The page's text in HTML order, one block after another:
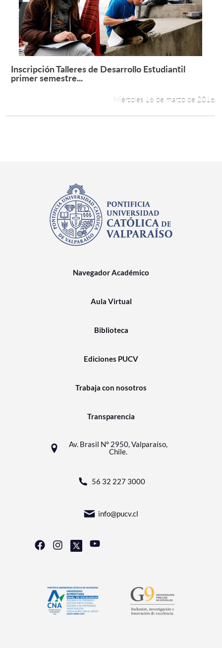
Leer más +
Inscripción Talleres de Desarrollo Estudiantil
primer semestre...
Miércoles 16 de marzo de 2016
Navegador Académico
Aula Virtual
Biblioteca
Ediciones PUCV
Trabaja con nosotros
Transparencia
Av. Brasil N° 2950, Valparaíso,
Chile.
56 32 227 3000
info@pucv.cl